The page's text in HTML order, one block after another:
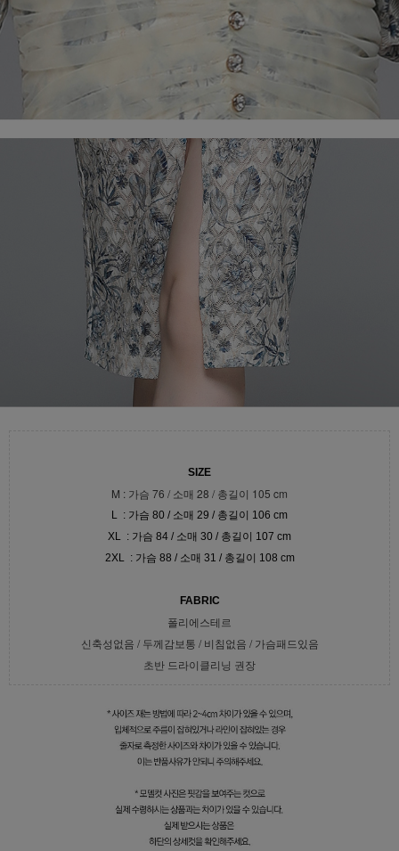
SIZE
M : 가슴 76 / 소매 28 / 총길이 105 cm
L : 가슴 80 / 소매 29 / 총길이 106 cm
XL : 가슴 84 / 소매 30 / 총길이 107 cm
2XL : 가슴 88 / 소매 31 / 총길이 108 cm
FABRIC
폴리에스테르
신축성없음 / 두께감보통 / 비침없음 / 가슴패드있음
초반 드라이클리닝 권장